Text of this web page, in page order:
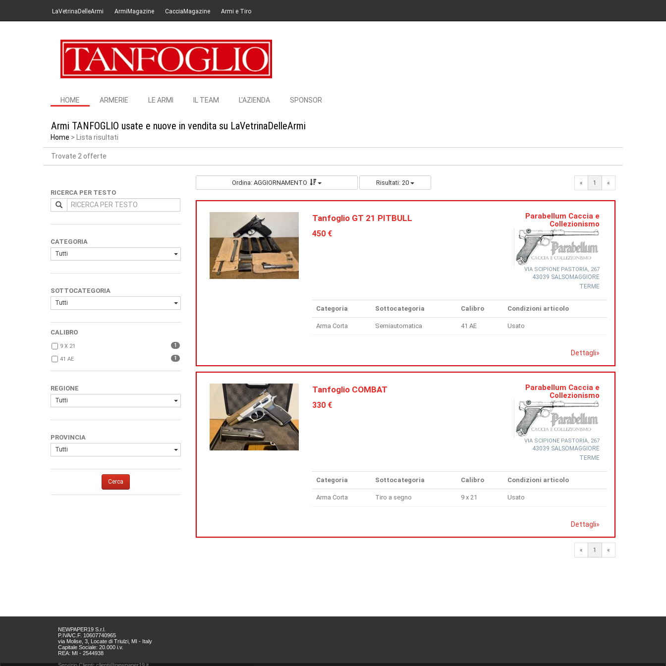
LaVetrinaDelleArmi ArmiMagazine CacciaMagazine Armi e Tiro
HOME ARMERIE LE ARMI IL TEAM L'AZIENDA SPONSOR
Armi TANFOGLIO usate e nuove in vendita su LaVetrinaDelleArmi
Home Lista risultati
Trovate 2 offerte
RICERCA PER TESTO
CATEGORIA
Tutti
SOTTOCATEGORIA
Tutti
CALIBRO
9 X 21 1
41 AE 1
REGIONE
Tutti
PROVINCIA
Tutti
Cerca
Ordina: AGGIORNAMENTO Risultati: 20 « 1 «
Tanfoglio GT 21 PITBULL
450 €
Parabellum Caccia e
Collezionismo
VIA SCIPIONE PASTORIA, 267
43039 SALSOMAGGIORE
TERME
Categoria Sottocategoria Calibro Condizioni articolo
Arma Corta Semiautomatica 41 AE Usato
Dettagli»
Tanfoglio COMBAT
330 €
Parabellum Caccia e
Collezionismo
VIA SCIPIONE PASTORIA, 267
43039 SALSOMAGGIORE
TERME
Categoria Sottocategoria Calibro Condizioni articolo
Arma Corta Tiro a segno 9 x 21 Usato
Dettagli»
« 1 «
NEWPAPER19 S.r.l.
P.IVA/C.F. 10607740965
via Molise, 3, Locate di Triulzi, MI - Italy
Capitale Sociale: 20.000 i.v.
REA: MI - 2544938